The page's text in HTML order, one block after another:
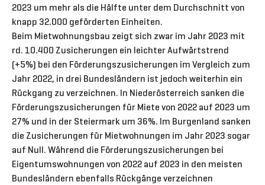
2023 um mehr als die Hälfte unter dem Durchschnitt von
knapp 32.000 geförderten Einheiten.
Beim Mietwohnungsbau zeigt sich zwar im Jahr 2023 mit
rd. 10.400 Zusicherungen ein leichter Aufwärtstrend
(+5%) bei den Förderungszusicherungen im Vergleich zum
Jahr 2022, in drei Bundesländern ist jedoch weiterhin ein
Rückgang zu verzeichnen. In Niederösterreich sanken die
Förderungszusicherungen für Miete von 2022 auf 2023 um
27% und in der Steiermark um 36%. Im Burgenland sanken
die Zusicherungen für Mietwohnungen im Jahr 2023 sogar
auf Null. Während die Förderungszusicherungen bei
Eigentumswohnungen von 2022 auf 2023 in den meisten
Bundesländern ebenfalls Rückgänge verzeichnen